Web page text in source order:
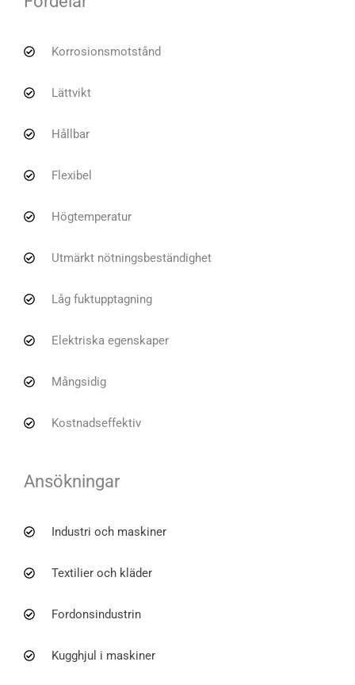
Korrosionsmotstånd
Lättvikt
Hållbar
Flexibel
Högtemperatur
Utmärkt nötningsbeständighet
Låg fuktupptagning
Elektriska egenskaper
Mångsidig
Kostnadseffektiv
Ansökningar
Industri och maskiner
Textilier och kläder
Fordonsindustrin
Kugghjul i maskiner